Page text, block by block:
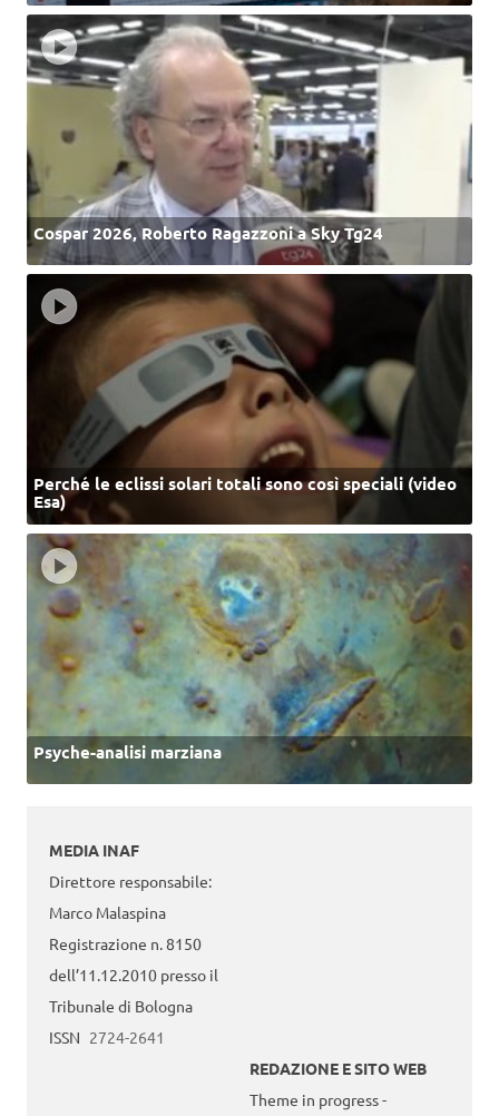
Cospar 2026, Roberto Ragazzoni a Sky Tg24
Perché le eclissi solari totali sono così speciali (video
Esa)
Psyche-analisi marziana
MEDIA INAF
Direttore responsabile:
Marco Malaspina
Registrazione n. 8150
dell’11.12.2010 presso il
Tribunale di Bologna
ISSN 2724-2641
REDAZIONE E SITO WEB
Theme in progress -